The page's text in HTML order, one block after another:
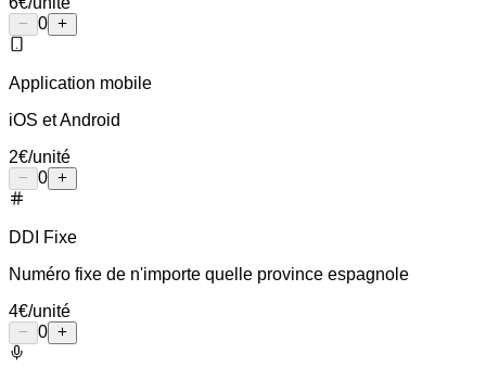
0
Application mobile
iOS et Android
2€/unité
0
DDI Fixe
Numéro fixe de n'importe quelle province espagnole
4€/unité
0